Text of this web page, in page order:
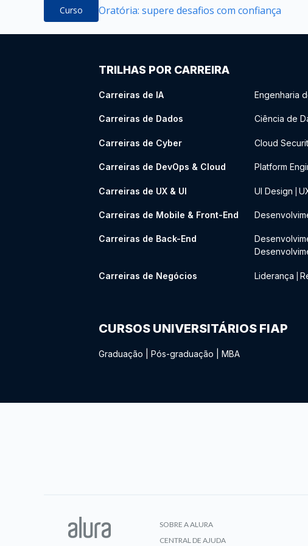
Curso Oratória: supere desafios com confiança
TRILHAS POR CARREIRA
Carreiras de IA Engenharia
Carreiras de Dados Ciência de
Carreiras de Cyber Cloud
Carreiras de DevOps & Cloud Platform
Carreiras de UX & UI UI Design
Carreiras de Mobile & Front-End
Carreiras de Back-End
Carreiras de Negócios Liderança
CURSOS UNIVERSITÁRIOS FIAP
Graduação Pós-graduação MBA
SOBRE A ALURA
CENTRAL DE AJUDA